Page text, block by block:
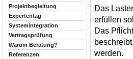
Das
erfüllen
Das
werden.
Projektbegleitung
Expertentag
Systemintegration
Vertragsprüfung
Warum Beratung?
Referenzen